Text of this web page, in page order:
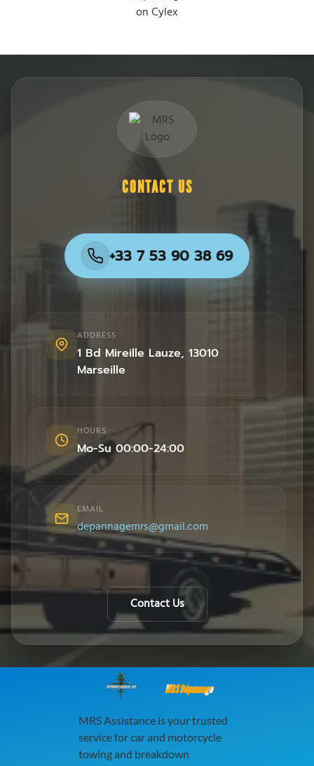
CONTACT US
+33 7 53 90 38 69
ADDRESS
1 Bd Mireille Lauze, 13010
Marseille
HOURS
Mo-Su 00:00-24:00
EMAIL
depannagemrs@gmail.com
Contact Us
MRS Dépannage
MRS Assistance is your trusted
service for car and motorcycle
towing and breakdown